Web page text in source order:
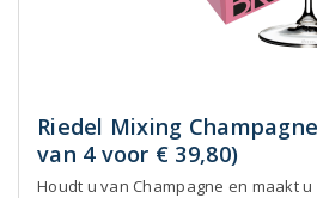
Riedel Mixing
van 4 voor € 39,80)
Houdt u van Champagne en maakt